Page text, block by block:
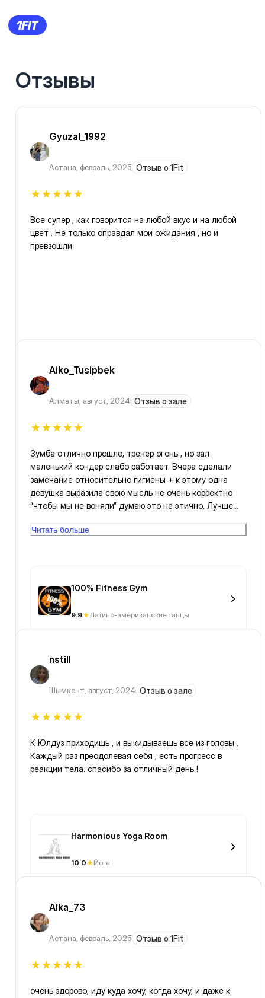
Отзывы
Gyuzal_1992
Астана, февраль, 2025 Отзыв о 1Fit
Все супер , как говорится на любой вкус и на любой
цвет . Не только оправдал мои ожидания , но и
превзошли
Aiko_Tusipbek
Алматы, август, 2024 Отзыв о зале
Зумба отлично прошло, тренер огонь , но зал
маленький кондер слабо работает. Вчера сделали
замечание относительно гигиены + к этому одна
девушка выразила свою мысль не очень корректно
“чтобы мы не воняли” думаю это не этично. Лучше
гигиену при такой жаре. Просто много людей в
Читать больше
100% Fitness Gym
9.9 Латино-американские танцы
nstill
Шымкент, август, 2024 Отзыв о зале
К Юлдуз приходишь , и выкидываешь все из головы .
Каждый раз преодолевая себя , есть прогресс в
реакции тела. спасибо за отличный день !
Harmonious Yoga Room
10.0 Йога
Aika_73
Астана, февраль, 2025 Отзыв о 1Fit
очень здорово, иду куда хочу, когда хочу, и даже к